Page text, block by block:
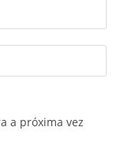
a próxima vez